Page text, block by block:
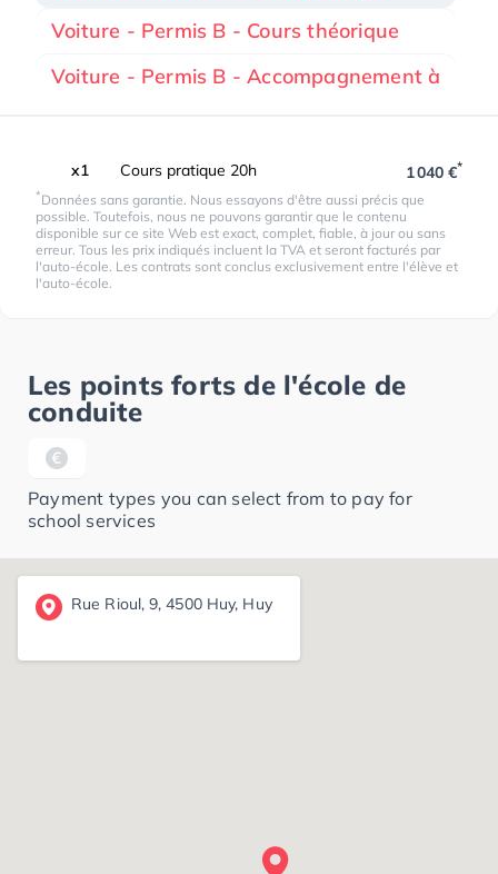
Voiture - Permis B - Cours théorique
Voiture - Permis B - Accompagnement à
x1 Cours pratique 20h 1 040 €*
*Données sans garantie. Nous essayons d'être aussi précis que
possible. Toutefois, nous ne pouvons garantir que le contenu
disponible sur ce site Web est exact, complet, fiable, à jour ou sans
erreur. Tous les prix indiqués incluent la TVA et seront facturés par
l'auto-école. Les contrats sont conclus exclusivement entre l'élève et
l'auto-école.
Les points forts de l'école de
conduite
Payment types you can select from to pay for
school services
Rue Rioul, 9, 4500 Huy, Huy